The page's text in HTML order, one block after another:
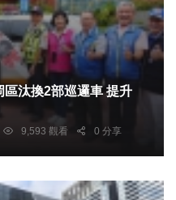
換2部巡邏車 提升
9,593 觀看 0 分享